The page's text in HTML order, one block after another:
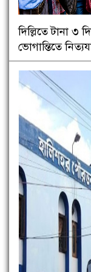
দিল্লিতে টানা ৩
ভোগান্তিতে